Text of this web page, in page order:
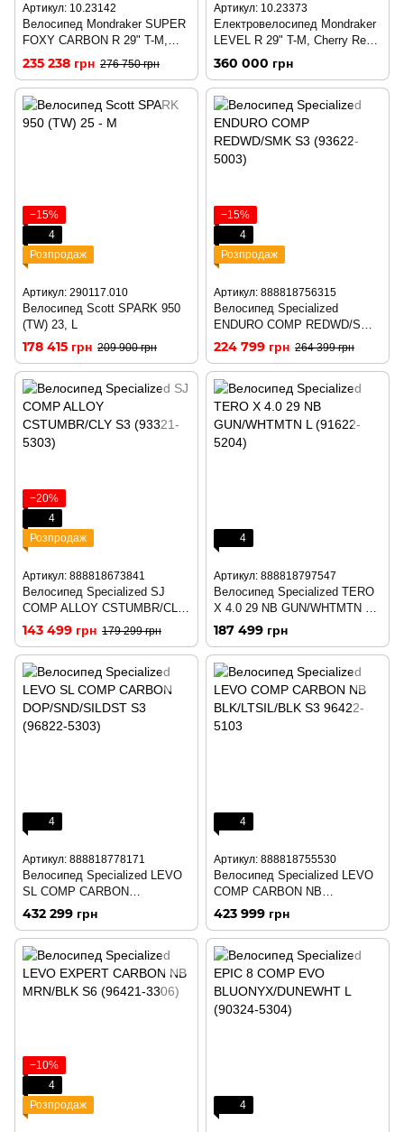
Артикул: 10.23142
Велосипед Mondraker SUPER
FOXY CARBON R 29" T-M,
Carbon / Desert Grey / Orange
235 238 грн 276 750 грн
Артикул: 10.23373
Електровелосипед Mondraker
LEVEL R 29" T-M, Cherry Red /
Nimbus Grey (/2024)
360 000 грн
−15%
4
Розпродаж
Артикул: 290117.010
Велосипед Scott SPARK 950
(TW) 23, L
178 415 грн 209 900 грн
−15%
4
Розпродаж
Артикул: 888818756315
Велосипед Specialized
ENDURO COMP REDWD/SMK
S3 (93622-5003)
224 799 грн 264 399 грн
−20%
4
Розпродаж
Артикул: 888818673841
Велосипед Specialized SJ
COMP ALLOY CSTUMBR/CLY
S3 (93321-5303)
143 499 грн 179 299 грн
4
Артикул: 888818797547
Велосипед Specialized TERO
X 4.0 29 NB GUN/WHTMTN L
(91622-5204)
187 499 грн
4
Артикул: 888818778171
Велосипед Specialized LEVO
SL COMP CARBON
DOP/SND/SILDST S3 (96822-
432 299 грн
4
Артикул: 888818755530
Велосипед Specialized LEVO
COMP CARBON NB
BLK/LTSIL/BLK S3 96422-5103
423 999 грн
−10%
4
Розпродаж
4